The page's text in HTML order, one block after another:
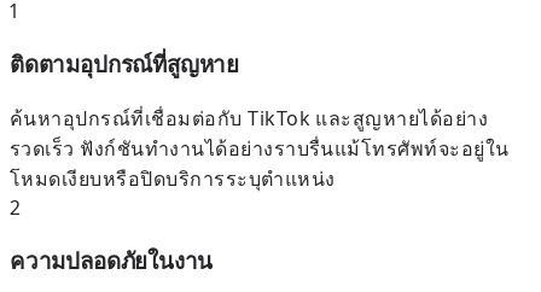
1
ติดตามอุปกรณ์ที่สูญหาย
ค้นหาอุปกรณ์ที่เชื่อมต่อกับ TikTok และสูญหายได้อย่าง
รวดเร็ว ฟังก์ชันทำงานได้อย่างราบรื่นแม้โทรศัพท์จะอยู่ใน
โหมดเงียบหรือปิดบริการระบุตำแหน่ง
2
ความปลอดภัยในงาน